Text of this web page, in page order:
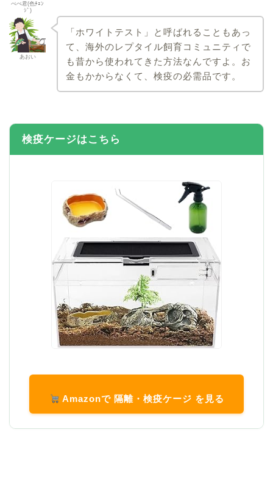
ぺぺ君(色ﾁｪﾝ
ｼﾞ)
あおい
「ホワイトテスト」と呼ばれることもあっ
て、海外のレプタイル飼育コミュニティで
も昔から使われてきた方法なんですよ。お
金もかからなくて、検疫の必需品です。
検疫ケージはこちら
Amazonで 隔離・検疫ケージ を見る